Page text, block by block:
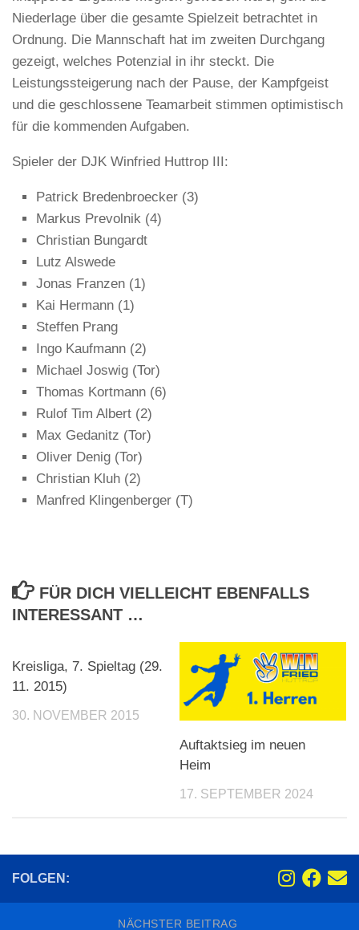
Niederlage über die gesamte Spielzeit betrachtet in
Ordnung. Die Mannschaft hat im zweiten Durchgang
gezeigt, welches Potenzial in ihr steckt. Die
Leistungssteigerung nach der Pause, der Kampfgeist
und die geschlossene Teamarbeit stimmen optimistisch
für die kommenden Aufgaben.
Spieler der DJK Winfried Huttrop III:
Patrick Bredenbroecker (3)
Markus Prevolnik (4)
Christian Bungardt
Lutz Alswede
Jonas Franzen (1)
Kai Hermann (1)
Steffen Prang
Ingo Kaufmann (2)
Michael Joswig (Tor)
Thomas Kortmann (6)
Rulof Tim Albert (2)
Max Gedanitz (Tor)
Oliver Denig (Tor)
Christian Kluh (2)
Manfred Klingenberger (T)
FÜR DICH VIELLEICHT EBENFALLS
INTERESSANT …
Kreisliga, 7. Spieltag (29.
11. 2015)
30. NOVEMBER 2015
Auftaktsieg im neuen
Heim
17. SEPTEMBER 2024
FOLGEN:
NÄCHSTER BEITRAG